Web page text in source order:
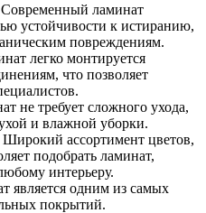
Современный ламинат
устойчивости к истиранию,
повреждениям.
легко монтируется
что позволяет
не требует сложного ухода,
и влажной уборки.
Широкий ассортимент цветов,
подобрать ламинат,
интерьеру.
является одним из самых
покрытий.